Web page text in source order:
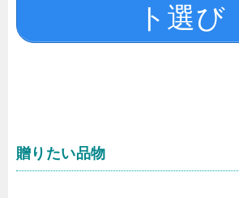
ト選び
贈りたい品物